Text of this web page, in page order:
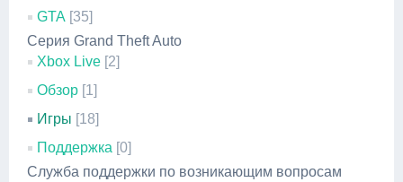
GTA [35]
Серия Grand Theft Auto
Xbox Live [2]
Обзор [1]
Игры [18]
Поддержка [0]
Служба поддержки по возникающим вопросам